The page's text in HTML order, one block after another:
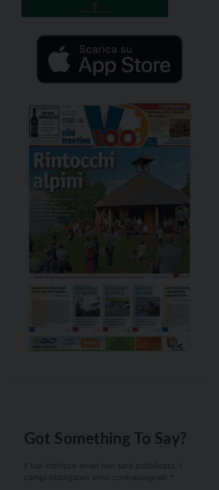
Got Something To Say?
Il tuo indirizzo email non sarà pubblicato.
campi obbligatori sono contrassegnati *